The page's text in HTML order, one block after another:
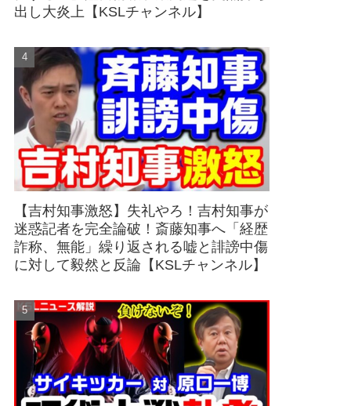
出し大炎上【KSLチャンネル】
【吉村知事激怒】失礼やろ！吉村知事が
迷惑記者を完全論破！斎藤知事へ「経歴
詐称、無能」繰り返される嘘と誹謗中傷
に対して毅然と反論【KSLチャンネル】